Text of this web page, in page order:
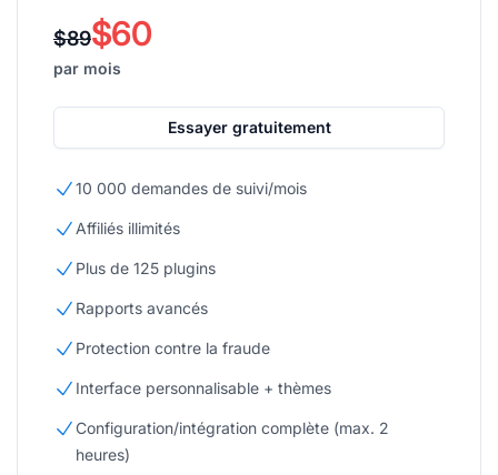
$89$60
par mois
Essayer gratuitement
10 000 demandes de suivi/mois
Affiliés illimités
Plus de 125 plugins
Rapports avancés
Protection contre la fraude
Interface personnalisable + thèmes
Configuration/intégration complète (max. 2
heures)